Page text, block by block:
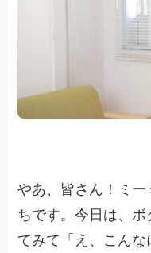
やあ、皆さん！ミ
ちです。今日は、
てみて「え、こん